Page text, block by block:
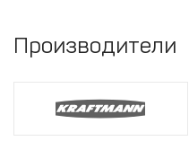
Производители